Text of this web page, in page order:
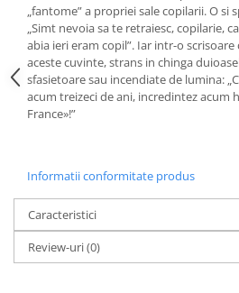
„fantome” a propriei sale copilarii. O si
„Simt nevoia sa te retraiesc, copilarie,
abia ieri eram copil”. Iar intr-o
aceste cuvinte, strans in chinga
sfasietoare sau incendiate de lumina:
acum treizeci de ani, incredintez acum
France»!”
Informatii conformitate produs
Caracteristici
Review-uri(0)